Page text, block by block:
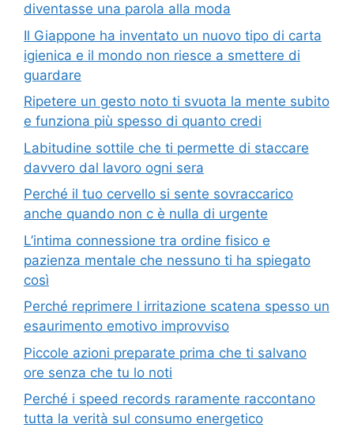
diventasse una parola alla moda
Il Giappone ha inventato un nuovo tipo di carta
igienica e il mondo non riesce a smettere di
guardare
Ripetere un gesto noto ti svuota la mente subito
e funziona più spesso di quanto credi
Labitudine sottile che ti permette di staccare
davvero dal lavoro ogni sera
Perché il tuo cervello si sente sovraccarico
anche quando non c è nulla di urgente
L’intima connessione tra ordine fisico e
pazienza mentale che nessuno ti ha spiegato
così
Perché reprimere l irritazione scatena spesso un
esaurimento emotivo improvviso
Piccole azioni preparate prima che ti salvano
ore senza che tu lo noti
Perché i speed records raramente raccontano
tutta la verità sul consumo energetico